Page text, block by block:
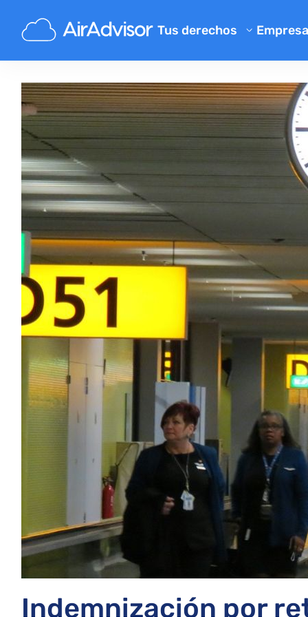
Tus derechos
Calculadora de
Compensación por vuelos
Compensación por vuelos
Reclamaciones por equipaje
Compensación por
Reclamaciones a aerolíneas
Quejas a aerolíneas
Cancelación de vuelo por
Normativa
Empresa
Blog
FAQ
Indemnización por